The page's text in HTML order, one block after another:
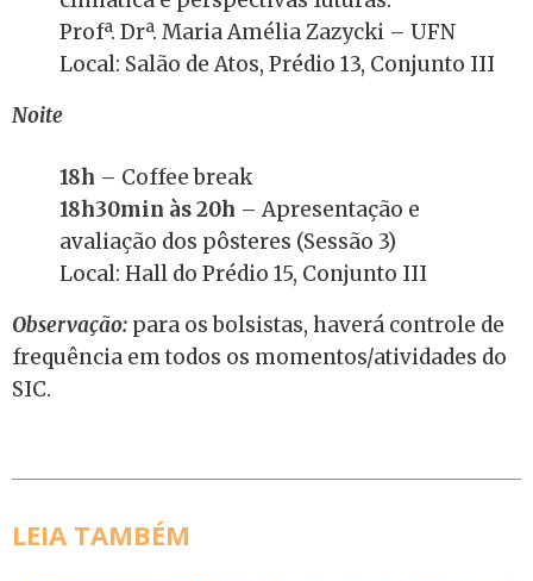
Profª. Drª. Maria Amélia Zazycki – UFN
Local: Salão de Atos, Prédio 13, Conjunto III
Noite
18h – Coffee break
18h30min às 20h – Apresentação e
avaliação dos pôsteres (Sessão 3)
Local: Hall do Prédio 15, Conjunto III
Observação: para os bolsistas, haverá controle de
frequência em todos os momentos/atividades do
SIC.
LEIA TAMBÉM